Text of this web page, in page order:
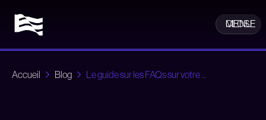
CLOSE
MENU
Accueil Blog Le guide sur les FAQs sur votre ...